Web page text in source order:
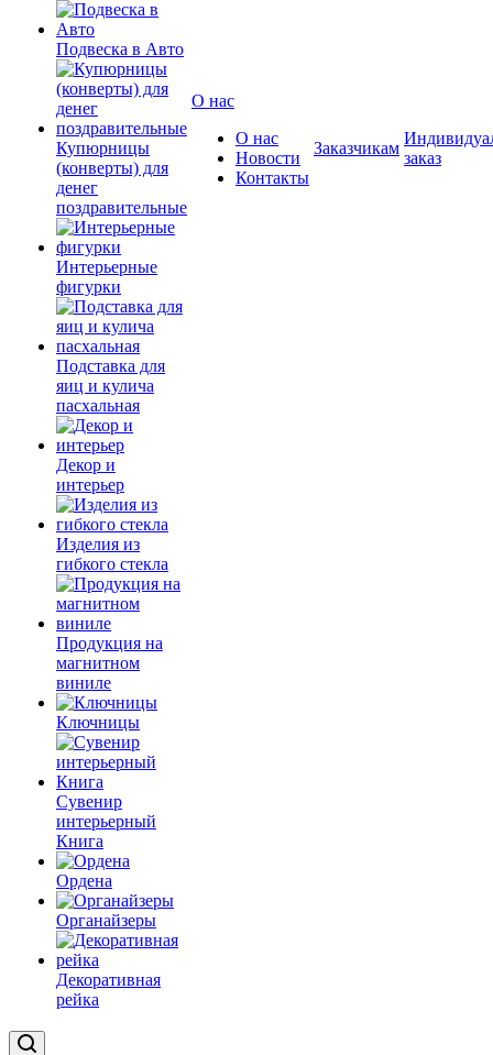
Подвеска в Авто
Купюрницы
(конверты) для
денег
поздравительные
Интерьерные
фигурки
Подставка для
яиц и кулича
пасхальная
Декор и
интерьер
Изделия из
гибкого стекла
Продукция на
магнитном
виниле
Ключницы
Сувенир
интерьерный
Книга
Ордена
Органайзеры
Декоративная
рейка
О нас
О нас
Новости
Контакты
Заказчикам
заказ